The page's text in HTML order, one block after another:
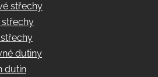
střechy
střechy
dutiny
dutin